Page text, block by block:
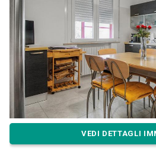
VEDI DETTAGLI